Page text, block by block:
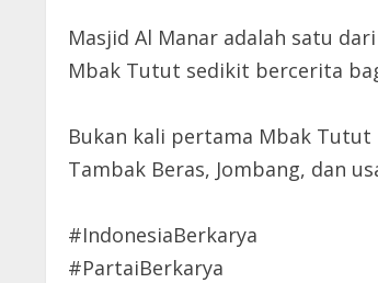
Masjid Al Manar adalah satu
Mbak Tutut sedikit bercerita
Bukan kali pertama Mbak Tutut
Tambak Beras, Jombang, dan
#IndonesiaBerkarya
#PartaiBerkarya